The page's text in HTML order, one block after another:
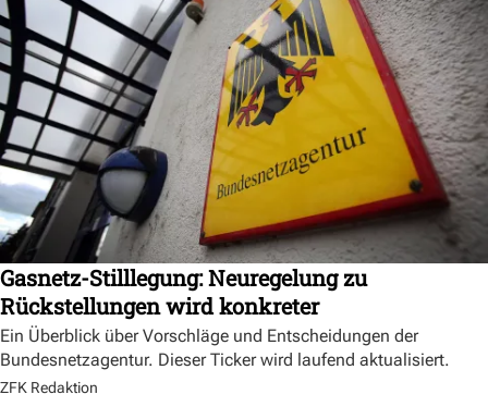
Gasnetz-Stilllegung: Neuregelung zu
Rückstellungen wird konkreter
Ein Überblick über Vorschläge und Entscheidungen der
Bundesnetzagentur. Dieser Ticker wird laufend aktualisiert.
ZFK Redaktion